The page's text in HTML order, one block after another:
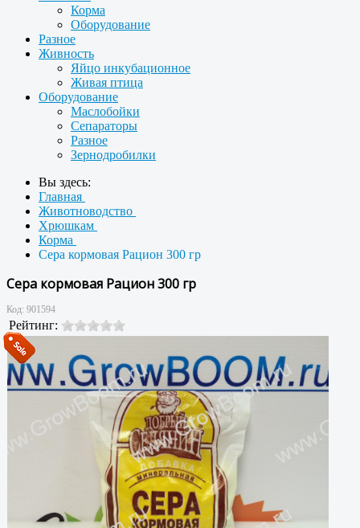
Корма
Оборудование
Разное
Живность
Яйцо инкубационное
Живая птица
Оборудование
Маслобойки
Сепараторы
Разное
Зернодробилки
Вы здесь:
Главная
Животноводство
Хрюшкам
Корма
Сера кормовая Рацион 300 гр
Сера кормовая Рацион 300 гр
Код: 901594
Рейтинг: